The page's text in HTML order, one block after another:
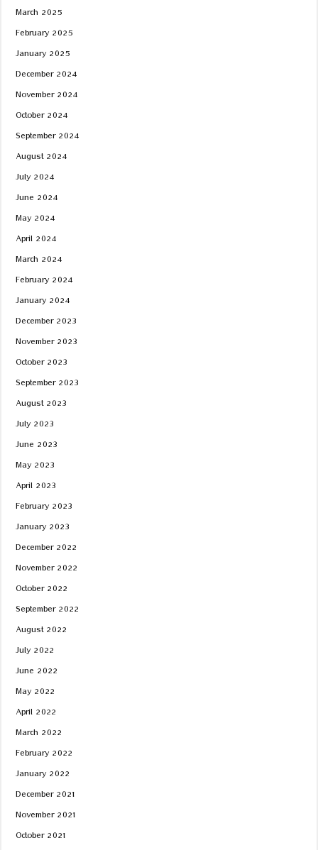
March 2025
February 2025
January 2025
December 2024
November 2024
October 2024
September 2024
August 2024
July 2024
June 2024
May 2024
April 2024
March 2024
February 2024
January 2024
December 2023
November 2023
October 2023
September 2023
August 2023
July 2023
June 2023
May 2023
April 2023
February 2023
January 2023
December 2022
November 2022
October 2022
September 2022
August 2022
July 2022
June 2022
May 2022
April 2022
March 2022
February 2022
January 2022
December 2021
November 2021
October 2021